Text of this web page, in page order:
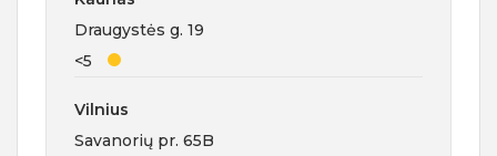
Draugystės g. 19
<5
Vilnius
Savanorių pr. 65B